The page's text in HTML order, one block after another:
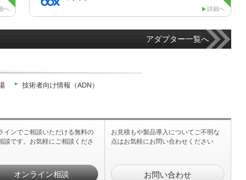
へ
詳細へ
アダプター一覧へ
技術者向け情報（ADN）
インでご相談いただける無料の
談です。お気軽にご相談くださ
オンライン相談
お見積もや製品導入についてご不明な
点はお気軽にお問い合わせください
お問い合わせ